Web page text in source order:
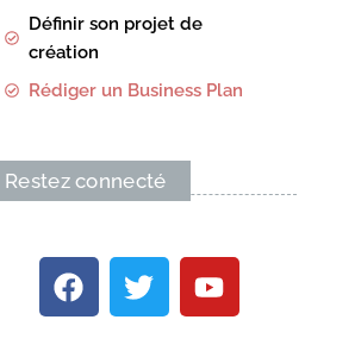
Définir son projet de
création
Rédiger un Business Plan
Restez connecté